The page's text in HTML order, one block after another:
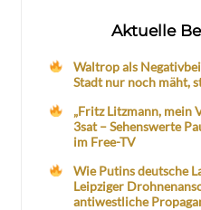
Aktuelle
Waltrop als
Stadt nur noch mäht,
„Fritz Litzmann, mein
3sat – Sehenswerte
im Free-TV
Wie Putins deutsche
Leipziger
antiwestliche